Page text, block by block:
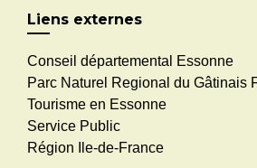
Liens externes
Conseil départemental Essonne
Parc Naturel Regional du Gâtinais
Tourisme en Essonne
Service Public
Région Ile-de-France